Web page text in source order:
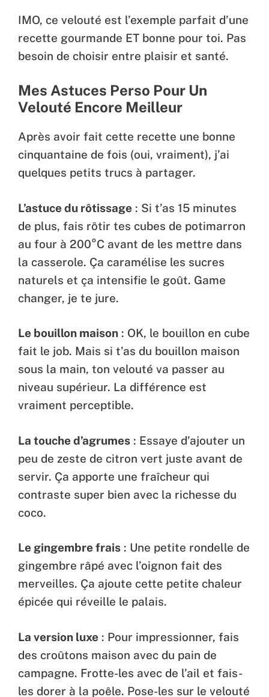
IMO, ce velouté est l’exemple parfait d’une
recette gourmande ET bonne pour toi. Pas
besoin de choisir entre plaisir et santé.
Mes Astuces Perso Pour Un
Velouté Encore Meilleur
Après avoir fait cette recette une bonne
cinquantaine de fois (oui, vraiment), j’ai
quelques petits trucs à partager.
L’astuce du rôtissage : Si t’as 15 minutes
de plus, fais rôtir tes cubes de potimarron
au four à 200°C avant de les mettre dans
la casserole. Ça caramélise les sucres
naturels et ça intensifie le goût. Game
changer, je te jure.
Le bouillon maison : OK, le bouillon en cube
fait le job. Mais si t’as du bouillon maison
sous la main, ton velouté va passer au
niveau supérieur. La différence est
vraiment perceptible.
La touche d’agrumes : Essaye d’ajouter un
peu de zeste de citron vert juste avant de
servir. Ça apporte une fraîcheur qui
contraste super bien avec la richesse du
coco.
Le gingembre frais : Une petite rondelle de
gingembre râpé avec l’oignon fait des
merveilles. Ça ajoute cette petite chaleur
épicée qui réveille le palais.
La version luxe : Pour impressionner, fais
des croûtons maison avec du pain de
campagne. Frotte-les avec de l’ail et fais-
les dorer à la poêle. Pose-les sur le velouté